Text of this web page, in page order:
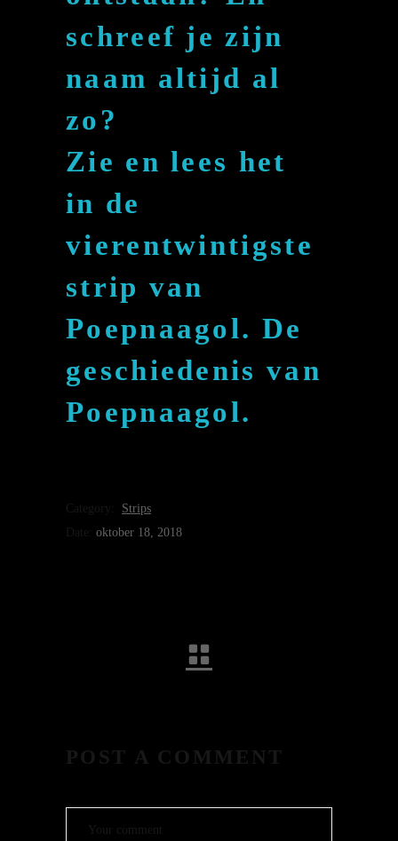
schreef je zijn
naam altijd al
zo?
Zie en lees het
in de
vierentwintigste
strip van
Poepnaagol. De
geschiedenis van
Poepnaagol.
Category:
Strips
Date:
oktober 18, 2018
POST A COMMENT